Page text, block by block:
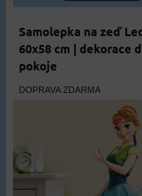
Samolepka na zeď
60x58 cm | dekorace
pokoje
DOPRAVA ZDARMA